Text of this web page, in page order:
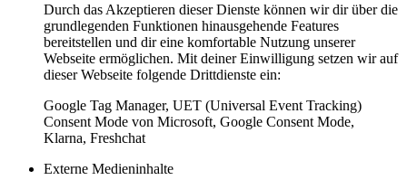
Durch das Akzeptieren dieser Dienste können wir dir über die
grundlegenden Funktionen hinausgehende Features
bereitstellen und dir eine komfortable Nutzung unserer
Webseite ermöglichen. Mit deiner Einwilligung setzen wir auf
dieser Webseite folgende Drittdienste ein:
Google Tag Manager, UET (Universal Event Tracking)
Consent Mode von Microsoft, Google Consent Mode,
Klarna, Freshchat
Externe Medieninhalte